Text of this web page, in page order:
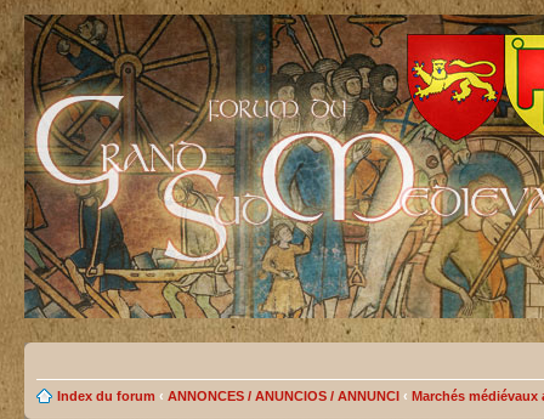
Index du forum ‹ ANNONCES / ANUNCIOS / ANNUNCI ‹ Marchés médiévaux